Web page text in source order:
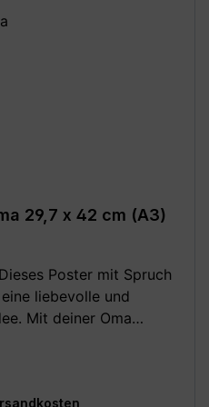
sind geringe
29,7 x 42 cm (A3)
liebevolle und
Muttertag, Geburtstag